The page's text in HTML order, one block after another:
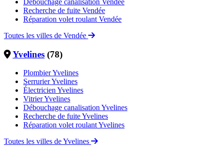
Débouchage canalisation Vendée
Recherche de fuite Vendée
Réparation volet roulant Vendée
Toutes les villes de Vendée
Yvelines (78)
Plombier Yvelines
Serrurier Yvelines
Électricien Yvelines
Vitrier Yvelines
Débouchage canalisation Yvelines
Recherche de fuite Yvelines
Réparation volet roulant Yvelines
Toutes les villes de Yvelines